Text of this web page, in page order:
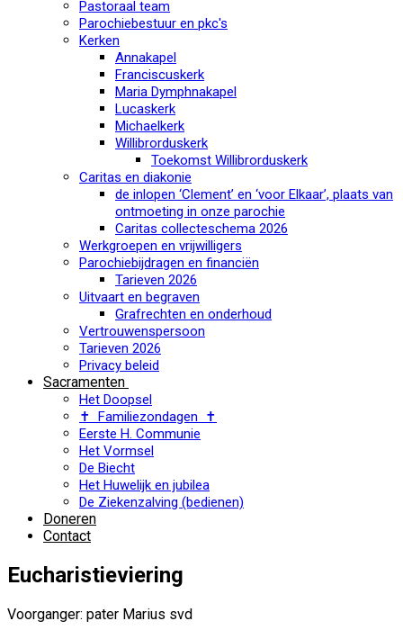
Pastoraal team
Parochiebestuur en pkc's
Kerken
Annakapel
Franciscuskerk
Maria Dymphnakapel
Lucaskerk
Michaelkerk
Willibrorduskerk
Toekomst Willibrorduskerk
Caritas en diakonie
de inlopen ‘Clement’ en ‘voor Elkaar’, plaats van
ontmoeting in onze parochie
Caritas collecteschema 2026
Werkgroepen en vrijwilligers
Parochiebijdragen en financiën
Tarieven 2026
Uitvaart en begraven
Grafrechten en onderhoud
Vertrouwenspersoon
Tarieven 2026
Privacy beleid
Sacramenten
Het Doopsel
✝ Familiezondagen ✝
Eerste H. Communie
Het Vormsel
De Biecht
Het Huwelijk en jubilea
De Ziekenzalving (bedienen)
Doneren
Contact
Eucharistieviering
Voorganger: pater Marius svd